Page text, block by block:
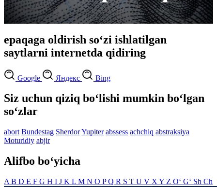
epaqaga oldirish so‘zi ishlatilgan
saytlarni internetda qidiring
Google Яндекс Bing
Siz uchun qiziq bo‘lishi mumkin bo‘lgan
so‘zlar
abort Bundestag SherdorYupiter abssess achchiq abstraksiya
Moturidiy abjir
Alifbo bo‘yicha
A B D E F G H I J K L M N O PQ R S T U V X Y Z O‘ G‘ Sh Ch